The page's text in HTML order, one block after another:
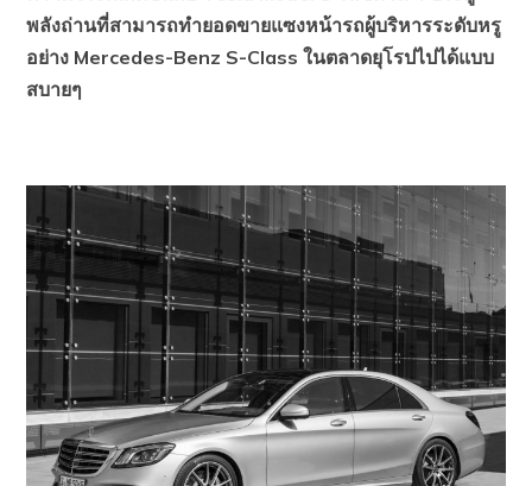
พลังถ่านที่สามารถทำยอดขายแซงหน้ารถผู้บริหารระดับหรู
อย่าง Mercedes-Benz S-Class ในตลาดยุโรปไปได้แบบ
สบายๆ